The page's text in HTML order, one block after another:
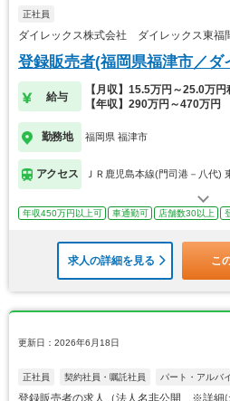
正社員
ダイレックス株式会社 ダイレックス東福
登録販売者(福岡県福津市／ダ
給与
【月収】15.5万円～25.0万円
【年収】290万円～470万円
勤務地 福岡県 福津市
アクセス ＪＲ鹿児島本線(門司港－八代)
年収450万円以上可 車通勤可 店舗数30以上
求人の詳細を見る こ
更新日：2026年6月18日
正社員 契約社員・嘱託社員 パート・アルバ
登録販売者の求人（法人名非公開 ※詳細